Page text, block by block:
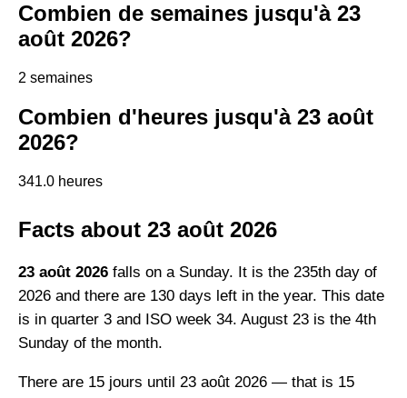
Combien de semaines jusqu'à 23
août 2026?
2 semaines
Combien d'heures jusqu'à 23 août
2026?
341.0 heures
Facts about 23 août 2026
23 août 2026 falls on a Sunday. It is the 235th day of
2026 and there are 130 days left in the year. This date
is in quarter 3 and ISO week 34. August 23 is the 4th
Sunday of the month.
There are 15 jours until 23 août 2026 — that is 15